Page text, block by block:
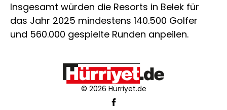
Insgesamt würden die Resorts in Belek für
das Jahr 2025 mindestens 140.500 Golfer
und 560.000 gespielte Runden anpeilen.
© 2026 Hürriyet.de